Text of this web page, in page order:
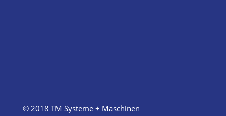
© 2018 TM Systeme + Maschinen